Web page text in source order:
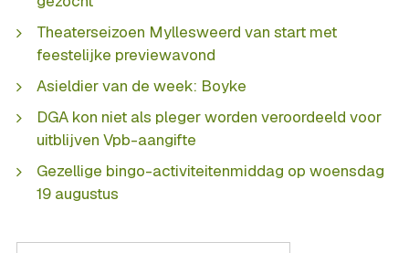
Theaterseizoen Myllesweerd van start met
feestelijke previewavond
Asieldier van de week: Boyke
DGA kon niet als pleger worden veroordeeld voor
uitblijven Vpb-aangifte
Gezellige bingo-activiteitenmiddag op woensdag
19 augustus